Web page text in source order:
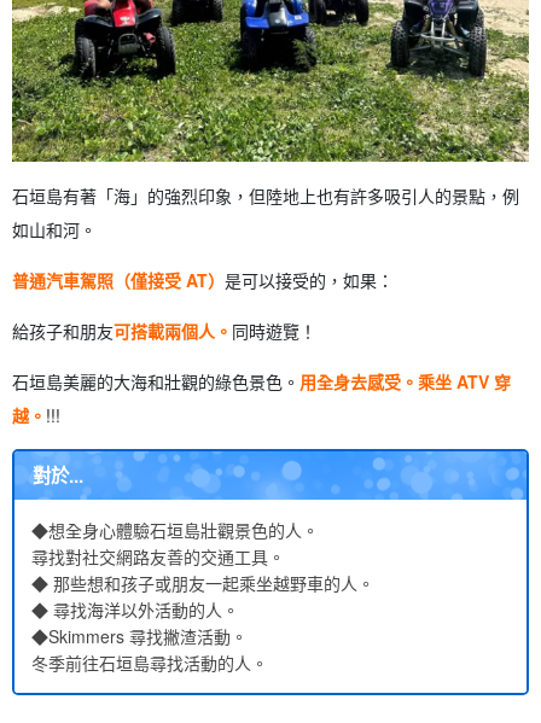
石垣島有著「海」的強烈印象，但陸地上也有許多吸引人的景點，例
如山和河。
普通汽車駕照（僅接受 AT） 是可以接受的，如果：
給孩子和朋友可搭載兩個人。 同時遊覽！
石垣島美麗的大海和壯觀的綠色景色。 用全身去感受。 乘坐 ATV 穿
越。 !!!
對於...
◆想全身心體驗石垣島壯觀景色的人。
尋找對社交網路友善的交通工具。
◆ 那些想和孩子或朋友一起乘坐越野車的人。
◆ 尋找海洋以外活動的人。
◆Skimmers 尋找撇渣活動。
冬季前往石垣島尋找活動的人。